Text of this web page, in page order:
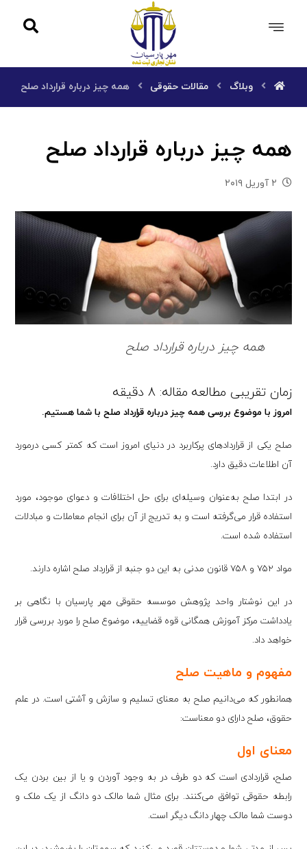
وبلاگ مقالات حقوقی همه چیز درباره قرارداد صلح
همه چیز درباره قرارداد صلح
۲ آوریل ۲۰۱۹
همه چیز درباره قرارداد صلح
امروز با موضوع بررسی همه چیز درباره قرارداد صلح با شما هستیم.
صلح یکی از قراردادهای پرکاربرد در دنیای امروز است که کمتر کسی درمورد
آن اطلاعات دقیق دارد.
در ابتدا صلح به‌عنوان وسیله‌ای برای حل اختلافات و دعوای موجود، مورد
استفاده قرار می‌گرفته است و به تدریج از آن برای انجام معاملات و مبادلات
استفاده شده است.
مواد ۷۵۲ و ۷۵۸ قانون مدنی به این دو جنبه از قرارداد صلح اشاره دارند.
در این نوشتار واحد پژوهش موسسه حقوقی مهر پارسیان با نگاهی بر
یادداشت مرکز آموزش همگانی قوه قضاییه، موضوع صلح را مورد بررسی قرار
خواهد داد.
مفهوم و ماهیت صلح
همانطور که می‌دانیم صلح به معنای تسلیم و سازش و آشتی است. در علم
حقوق، صلح دارای دو معناست:
معنای اول
صلح، قراردادی است که دو طرف در به وجود آوردن و یا از بین بردن یک
رابطه حقوقی توافق می‌کنند. برای مثال شما مالک دو دانگ از یک ملک و
دوست شما مالک چهار دانگ دیگر است.